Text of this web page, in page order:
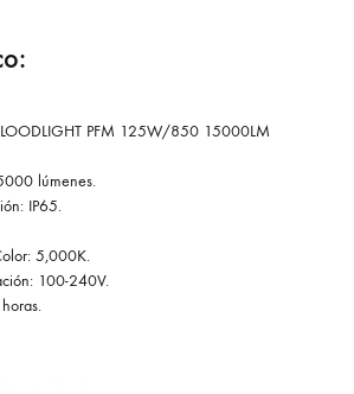
FLOODLIGHT PFM 125W/850 15000LM
lúmenes.
IP65.
5,000K.
100-240V.